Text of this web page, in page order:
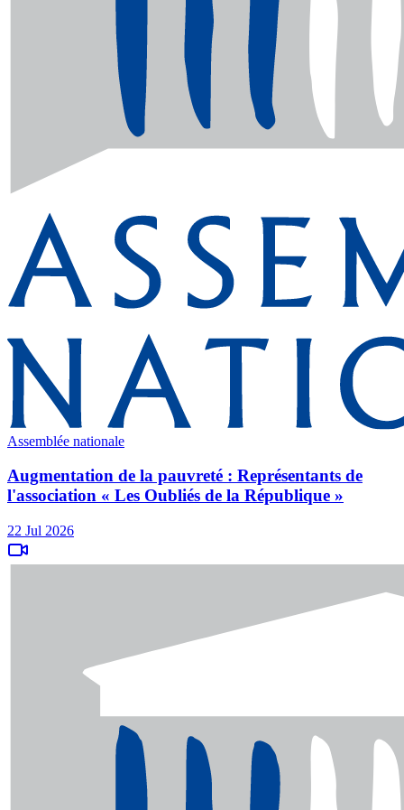
Assemblée nationale
Augmentation de la pauvreté : Représentants de
l'association « Les Oubliés de la République »
22 Jul 2026